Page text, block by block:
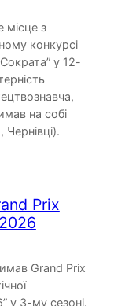
місце з
конкурсі
у 12-
на собі
Prix
Grand Prix
у 3-му сезоні.